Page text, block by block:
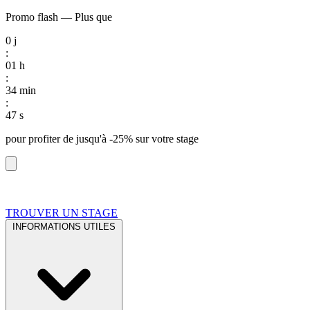
Promo flash — Plus que
0 j
:
01 h
:
34 min
:
46 s
pour profiter de jusqu'à -25% sur votre stage
TROUVER UN STAGE
INFORMATIONS UTILES